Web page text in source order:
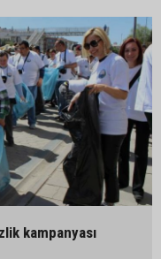
kampanyası